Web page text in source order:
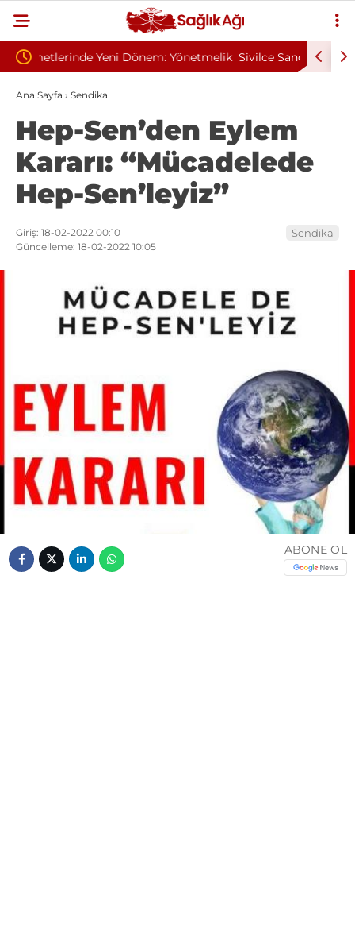
Sivilce Sandı, Cilt Kanseri Çıktı: Ameliyattan 60
Dikişle Uyandı
Ana Sayfa › Sendika
Hep-Sen’den Eylem
Kararı: “Mücadelede
Hep-Sen’leyiz”
Giriş: 18-02-2022 00:10
Güncelleme: 18-02-2022 10:05
Sendika
ABONE OL